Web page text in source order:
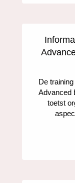
De
Advanced
toetst